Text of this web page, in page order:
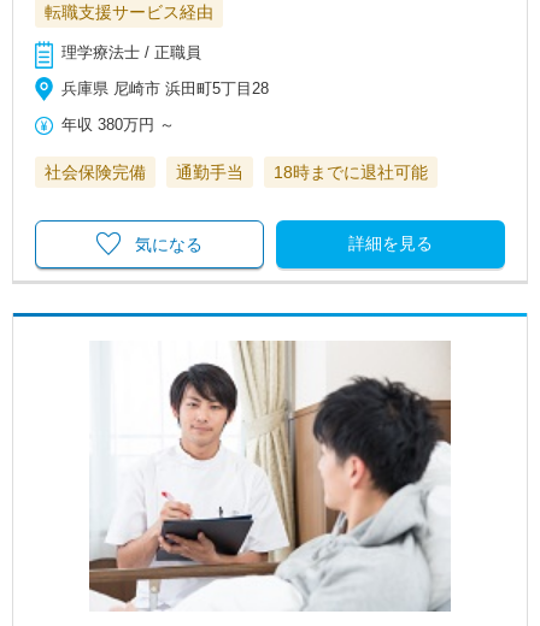
転職支援サービス経由
理学療法士 / 正職員
兵庫県 尼崎市 浜田町5丁目28
年収 380万円 ～
社会保険完備 通勤手当 18時までに退社可能
詳細を見る
気になる